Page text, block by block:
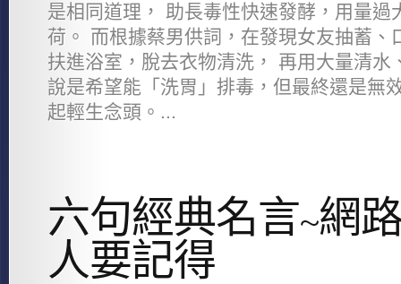
是相同道理， 助長毒性快速發酵，用量過
荷。 而根據蔡男供詞，在發現女友抽蓄、
扶進浴室，脫去衣物清洗， 再用大量清水
說是希望能「洗胃」排毒，但最終還是無
起輕生念頭。...
六句經典名言~網
人要記得